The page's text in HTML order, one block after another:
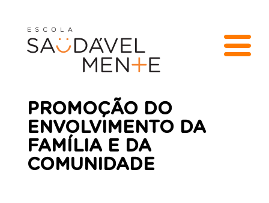
PROMOÇÃO DO
ENVOLVIMENTO DA
FAMÍLIA E DA
COMUNIDADE